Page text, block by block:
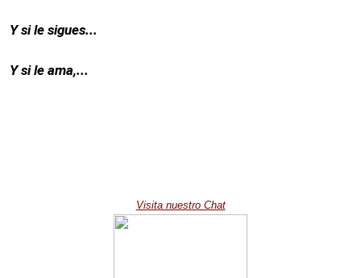
Y si le sigues...
Y si le ama,...
Visita nuestro Chat